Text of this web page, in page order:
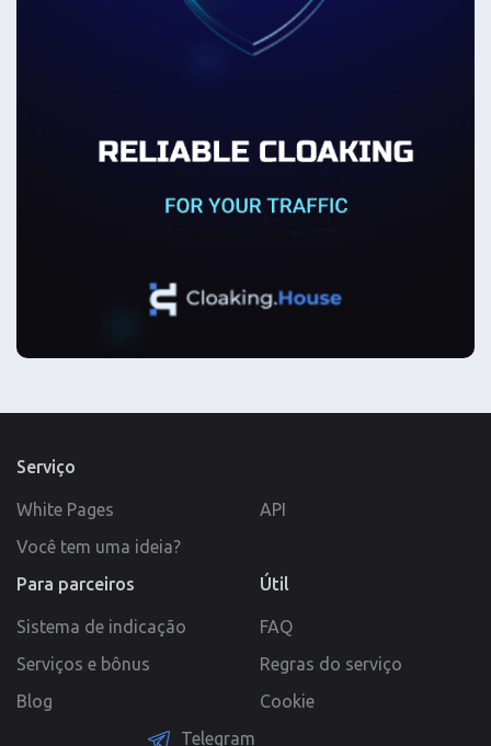
Serviço
White Pages
API
Você tem uma ideia?
Para parceiros
Sistema de indicação
Serviços e bônus
Blog
Útil
FAQ
Regras do serviço
Cookie
Telegram